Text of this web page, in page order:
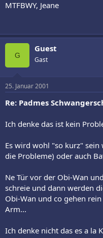
MTFBWY, Jeane
G
Guest
Gast
25. Januar 2001
Re: Padmes
Ich denke das ist kein
Es wird wohl "so kurz"
die Probleme) oder auch
Ne Tür vor der Obi-Wan
schreie und dann werden
Obi-Wan und co gehen
Arm...
Ich denke nicht das es a la